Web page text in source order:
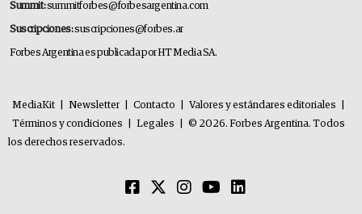
Summit:summitforbes@forbesargentina.com
Suscripciones:suscripciones@forbes.ar
Forbes Argentina es publicada por HT Media SA.
MediaKit Newsletter Contacto Valores y estándares editoriales
Términos y condiciones
Legales
© 2026. Forbes Argentina. Todos
los derechos reservados.